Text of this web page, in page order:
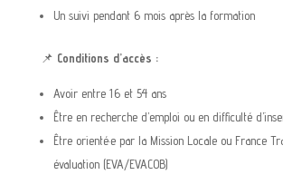
Un suivi pendant 6 mois après la formation
📌 Conditions d’accès :
Avoir entre 16 et 54 ans
Être en recherche d’emploi ou en difficulté
Être orienté·e par la Mission Locale ou France
évaluation (EVA/EVACOB)